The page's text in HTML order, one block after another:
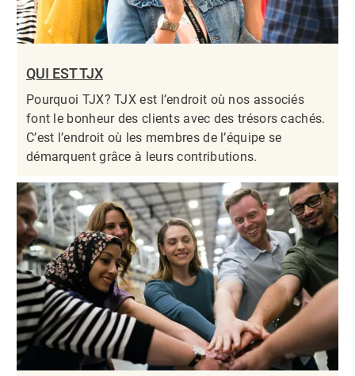
QUI EST TJX
Pourquoi TJX? TJX est l’endroit où nos associés
font le bonheur des clients avec des trésors cachés.
C’est l’endroit où les membres de l’équipe se
démarquent grâce à leurs contributions.​​​​​​​